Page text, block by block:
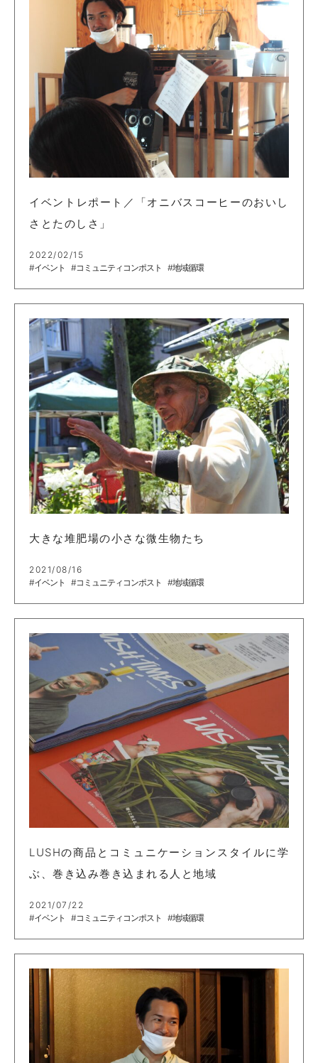
イベントレポート／「オニバスコーヒーのおいし
さとたのしさ」
2022/02/15
#イベント
#コミュニティコンポスト #地域循環
大きな堆肥場の小さな微生物たち
2021/08/16
#イベント
#コミュニティコンポスト #地域循環
LUSHの商品とコミュニケーションスタイルに学
ぶ、巻き込み巻き込まれる人と地域
2021/07/22
#イベント
#コミュニティコンポスト #地域循環